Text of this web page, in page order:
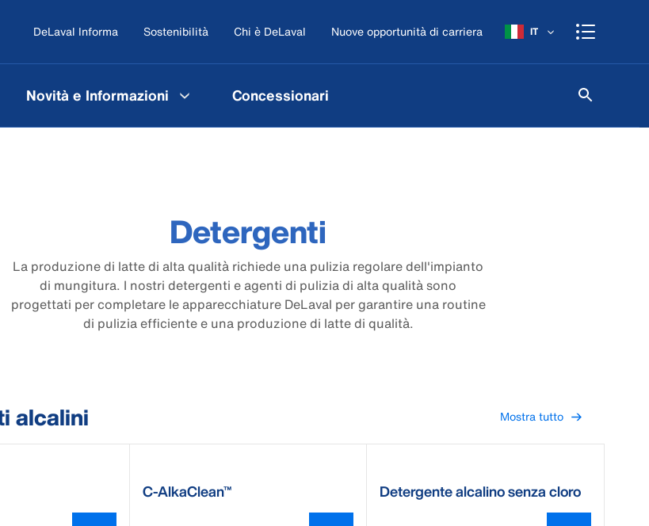
DeLaval Informa Sostenibilità Chi è DeLaval Nuove opportunità di carriera IT
Novità e Informazioni Concessionari
Detergenti
La produzione di latte di alta qualità richiede una pulizia regolare dell'impianto
di mungitura. I nostri detergenti e agenti di pulizia di alta qualità sono
progettati per completare le apparecchiature DeLaval per garantire una routine
di pulizia efficiente e una produzione di latte di qualità.
alcalini Mostra tutto
C-AlkaClean™
Detergente alcalino senza cloro